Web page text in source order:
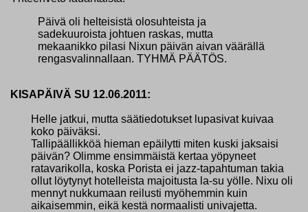
Päivä oli helteisistä olosuhteista ja
sadekuuroista johtuen raskas, mutta
mekaanikko pilasi Nixun päivän aivan väärällä
rengasvalinnallaan. TYHMÄ PÄÄTÖS.
KISAPÄIVÄ SU 12.06.2011:
Helle jatkui, mutta säätiedotukset lupasivat kuivaa
koko päiväksi.
Tallipäällikköä hieman epäilytti miten kuski jaksaisi
päivän? Olimme ensimmäistä kertaa yöpyneet
ratavarikolla, koska Porista ei jazz-tapahtuman takia
ollut löytynyt hotelleista majoitusta la-su yölle. Nixu oli
mennyt nukkumaan reilusti myöhemmin kuin
aikaisemmin, eikä kestä normaalisti univajetta.